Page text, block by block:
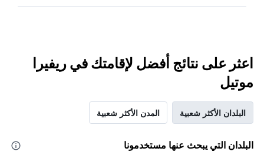
اعثر على نتائج أفضل لإقامتك في ريفيرا
موتيل
البلدان الأكثر شعبية المدن الأكثر شعبية
البلدان التي يبحث عنها مستخدمونا